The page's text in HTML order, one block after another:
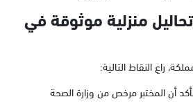
منزلية موثوقة في
راعِ النقاط التالية:
أن المختبر مرخص من وزارة الصحة